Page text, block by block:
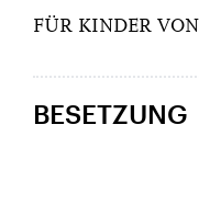
FÜR KINDER
BESETZUNG